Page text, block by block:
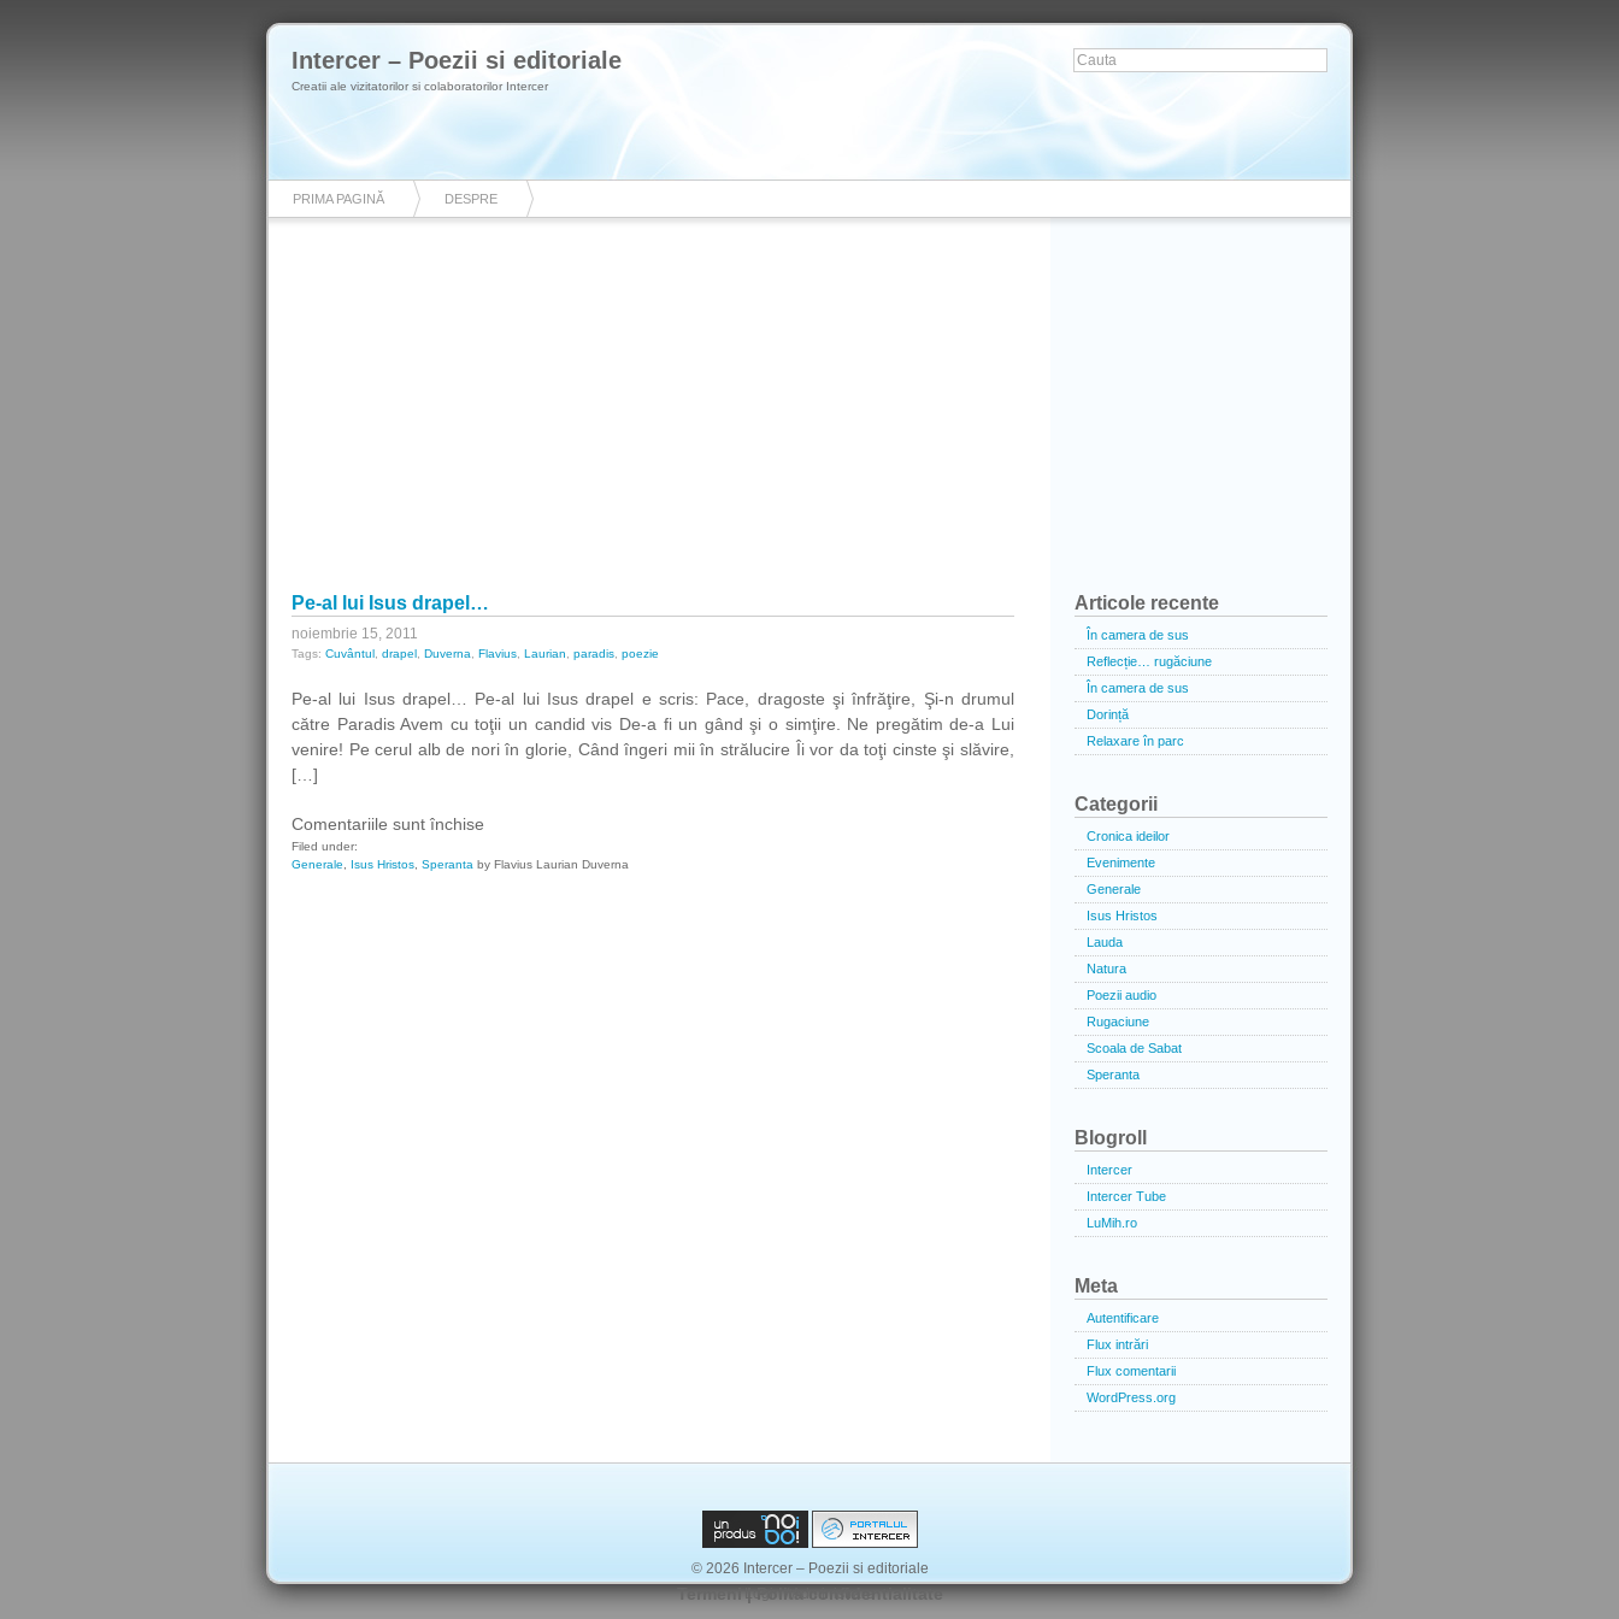
Intercer – Poezii si editoriale
Creatii ale vizitatorilor si colaboratorilor Intercer
PRIMA PAGINĂ DESPRE
Pe-al lui Isus drapel…
noiembrie 15, 2011
Tags: Cuvântul drapel Duverna Flavius Laurian paradis poezie
Pe-al lui Isus drapel… Pe-al lui Isus drapel e scris: Pace, dragoste şi înfrăţire, Şi-n drumul
către Paradis Avem cu toţii un candid vis De-a fi un gând şi o simţire. Ne pregătim de-a Lui
venire! Pe cerul alb de nori în glorie, Când îngeri mii în strălucire Îi vor da toţi cinste şi slăvire,
[…]
Comentariile sunt închise
al
Filed under:
Generale
Isus Hristos Speranta by Flavius Laurian Duverna
Articole recente
În camera de sus
Reflecție… rugăciune
În camera de sus
Dorință
Relaxare în parc
Categorii
Cronica ideilor
Evenimente
Generale
Isus Hristos
Lauda
Natura
Poezii audio
Rugaciune
Scoala de Sabat
Speranta
Blogroll
Intercer
Intercer Tube
LuMih.ro
Meta
Autentificare
Flux intrări
Flux comentarii
WordPress.org
© 2026 Intercer – Poezii si editoriale
Login / Administrare
Termeni|Polita confidentialitate